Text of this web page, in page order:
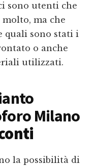
sono utenti che
ma che
quali sono stati i
o anche
utilizzati.
Milano
la possibilità di